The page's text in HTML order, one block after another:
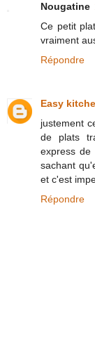
Nougatine
Ce petit
vraiment
Répondre
Easy
justement
de plats
express de
sachant
et c'est
Répondre